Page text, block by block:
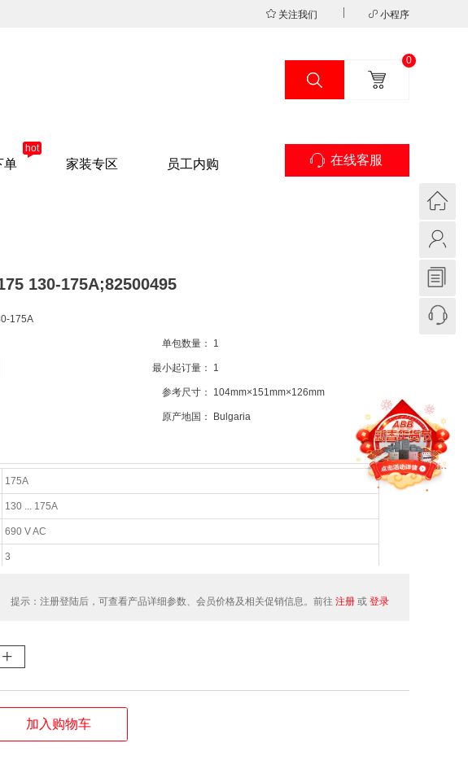
关注我们 小程序
0
单
hot
家装专区 员工内购 在线客服
130-175A;82500495
175A
单包数量： 1
最小起订量： 1
参考尺寸： 104mm×151mm×126mm
原产地国： Bulgaria
175A
130 ... 175A
690 V AC
3
IP20
2000m
提示：注册登陆后，可查看产品详细参数、会员价格及相关促销信息。前往 注册 或 登录
+
加入购物车